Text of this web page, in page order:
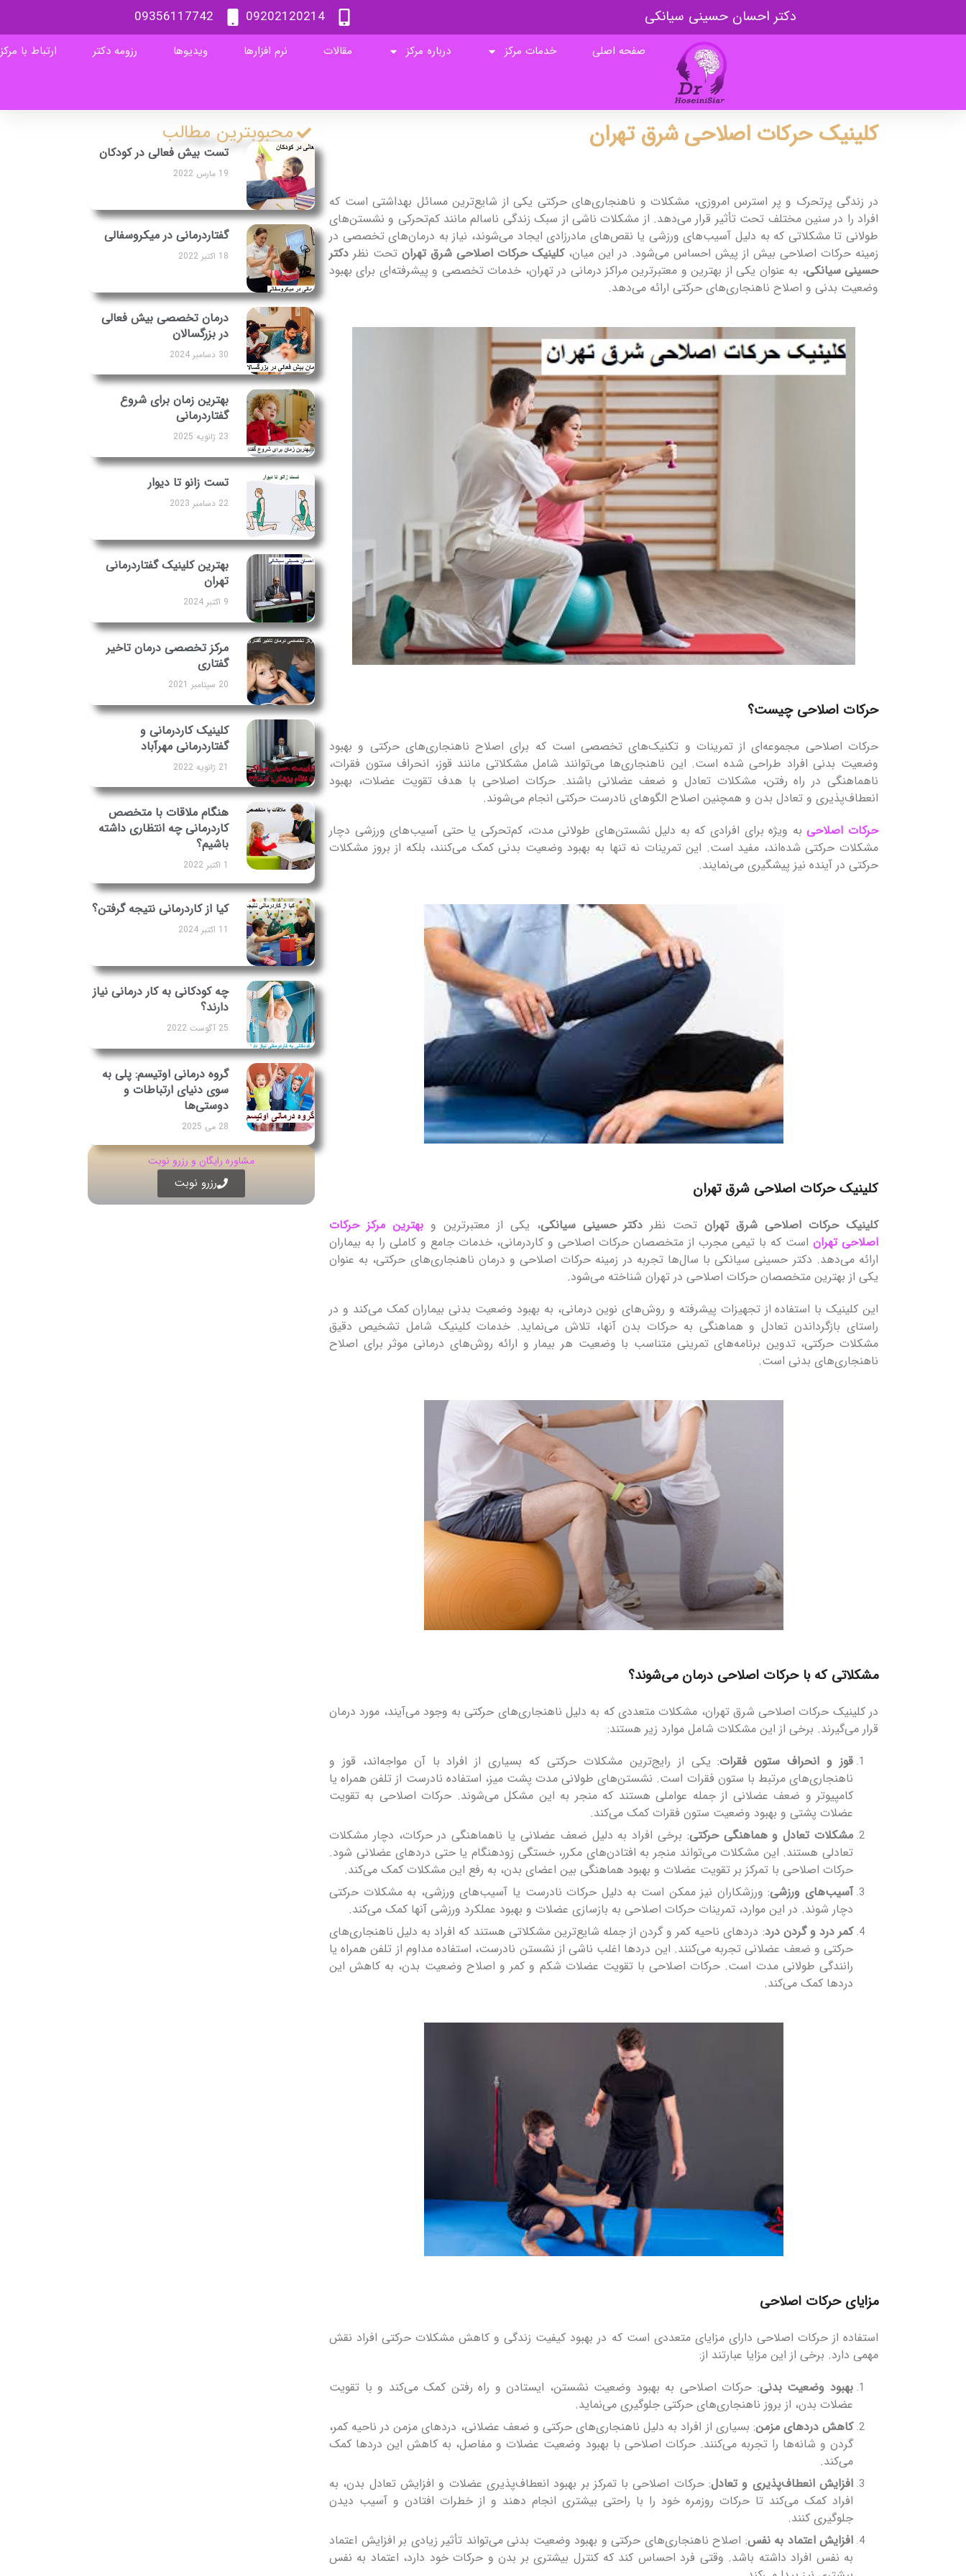
دکتر احسان حسینی سیانکی 09202120214
09356117742
صفحه اصلی خدمات مرکز درباره مرکز مقالات نرم افزارها ویدیوها رزومه دکتر ارتباط با مرکز
کلینیک حرکات اصلاحی شرق تهران
در زندگی پرتحرک و پر استرس امروزی، مشکلات و ناهنجاری‌های حرکتی یکی از شایع‌ترین مسائل بهداشتی است که
افراد را در سنین مختلف تحت تأثیر قرار می‌دهد. از مشکلات ناشی از سبک زندگی ناسالم مانند کم‌تحرکی و نشستن‌های
طولانی تا مشکلاتی که به دلیل آسیب‌های ورزشی یا نقص‌های مادرزادی ایجاد می‌شوند، نیاز به درمان‌های تخصصی در
زمینه حرکات اصلاحی بیش از پیش احساس می‌شود. در این میان،کلینیک حرکات اصلاحی شرق تهران تحت نظر دکتر
حسینی سیانکی، به عنوان یکی از بهترین و معتبرترین مراکز درمانی در تهران، خدمات تخصصی و پیشرفته‌ای برای بهبود
وضعیت بدنی و اصلاح ناهنجاری‌های حرکتی ارائه می‌دهد.
حرکات اصلاحی چیست؟
حرکات اصلاحی مجموعه‌ای از تمرینات و تکنیک‌های تخصصی است که برای اصلاح ناهنجاری‌های حرکتی و بهبود
وضعیت بدنی افراد طراحی شده است. این ناهنجاری‌ها می‌توانند شامل مشکلاتی مانند قوز، انحراف ستون فقرات،
ناهماهنگی در راه رفتن، مشکلات تعادل و ضعف عضلانی باشند. حرکات اصلاحی با هدف تقویت عضلات، بهبود
انعطاف‌پذیری و تعادل بدن و همچنین اصلاح الگوهای نادرست حرکتی انجام می‌شوند.
حرکات اصلاحیبه ویژه برای افرادی که به دلیل نشستن‌های طولانی مدت، کم‌تحرکی یا حتی آسیب‌های ورزشی دچار
مشکلات حرکتی شده‌اند، مفید است. این تمرینات نه تنها به بهبود وضعیت بدنی کمک می‌کنند، بلکه از بروز مشکلات
حرکتی در آینده نیز پیشگیری می‌نمایند.
کلینیک حرکات اصلاحی شرق تهران
کلینیک حرکات اصلاحی شرق تهرانتحت نظر دکتر حسینی سیانکی، یکی از معتبرترین وبهترین مرکز حرکات
اصلاحی تهران است که با تیمی مجرب از متخصصان حرکات اصلاحی و کاردرمانی، خدمات جامع و کاملی را به بیماران
ارائه می‌دهد. دکتر حسینی سیانکی با سال‌ها تجربه در زمینه حرکات اصلاحی و درمان ناهنجاری‌های حرکتی، به عنوان
یکی از بهترین متخصصان حرکات اصلاحی در تهران شناخته می‌شود.
این کلینیک با استفاده از تجهیزات پیشرفته و روش‌های نوین درمانی، به بهبود وضعیت بدنی بیماران کمک می‌کند و در
راستای بازگرداندن تعادل و هماهنگی به حرکات بدن آنها، تلاش می‌نماید. خدمات کلینیک شامل تشخیص دقیق
مشکلات حرکتی، تدوین برنامه‌های تمرینی متناسب با وضعیت هر بیمار و ارائه روش‌های درمانی موثر برای اصلاح
ناهنجاری‌های بدنی است.
مشکلاتی که با حرکات اصلاحی درمان می‌شوند؟
در کلینیک حرکات اصلاحی شرق تهران، مشکلات متعددی که به دلیل ناهنجاری‌های حرکتی به وجود می‌آیند، مورد درمان
قرار می‌گیرند. برخی از این مشکلات شامل موارد زیر هستند:
قوز و انحراف ستون فقرات: یکی از رایج‌ترین مشکلات حرکتی که بسیاری از افراد با آن مواجه‌اند، قوز و
ناهنجاری‌های مرتبط با ستون فقرات است. نشستن‌های طولانی مدت پشت میز، استفاده نادرست از تلفن همراه یا
کامپیوتر و ضعف عضلانی از جمله عواملی هستند که منجر به این مشکل می‌شوند. حرکات اصلاحی به تقویت
عضلات پشتی و بهبود وضعیت ستون فقرات کمک می‌کند.
مشکلات تعادل و هماهنگی حرکتی: برخی افراد به دلیل ضعف عضلانی یا ناهماهنگی در حرکات، دچار مشکلات
تعادلی هستند. این مشکلات می‌تواند منجر به افتادن‌های مکرر، خستگی زودهنگام یا حتی دردهای عضلانی شود.
حرکات اصلاحی با تمرکز بر تقویت عضلات و بهبود هماهنگی بین اعضای بدن، به رفع این مشکلات کمک می‌کند.
آسیب‌های ورزشی: ورزشکاران نیز ممکن است به دلیل حرکات نادرست یا آسیب‌های ورزشی، به مشکلات حرکتی
دچار شوند. در این موارد، تمرینات حرکات اصلاحی به بازسازی عضلات و بهبود عملکرد ورزشی آنها کمک می‌کند.
کمر درد و گردن درد: دردهای ناحیه کمر و گردن از جمله شایع‌ترین مشکلاتی هستند که افراد به دلیل ناهنجاری‌های
حرکتی و ضعف عضلانی تجربه می‌کنند. این دردها اغلب ناشی از نشستن نادرست، استفاده مداوم از تلفن همراه یا
رانندگی طولانی مدت است. حرکات اصلاحی با تقویت عضلات شکم و کمر و اصلاح وضعیت بدن، به کاهش این
دردها کمک می‌کند.
مزایای حرکات اصلاحی
استفاده از حرکات اصلاحی دارای مزایای متعددی است که در بهبود کیفیت زندگی و کاهش مشکلات حرکتی افراد نقش
مهمی دارد. برخی از این مزایا عبارتند از:
بهبود وضعیت بدنی: حرکات اصلاحی به بهبود وضعیت نشستن، ایستادن و راه رفتن کمک می‌کند و با تقویت
عضلات بدن، از بروز ناهنجاری‌های حرکتی جلوگیری می‌نماید.
کاهش دردهای مزمن: بسیاری از افراد به دلیل ناهنجاری‌های حرکتی و ضعف عضلانی، دردهای مزمن در ناحیه کمر،
گردن و شانه‌ها را تجربه می‌کنند. حرکات اصلاحی با بهبود وضعیت عضلات و مفاصل، به کاهش این دردها کمک
می‌کند.
افزایش انعطاف‌پذیری و تعادل: حرکات اصلاحی با تمرکز بر بهبود انعطاف‌پذیری عضلات و افزایش تعادل بدن، به
افراد کمک می‌کند تا حرکات روزمره خود را با راحتی بیشتری انجام دهند و از خطرات افتادن و آسیب دیدن
جلوگیری کنند.
افزایش اعتماد به نفس: اصلاح ناهنجاری‌های حرکتی و بهبود وضعیت بدنی می‌تواند تأثیر زیادی بر افزایش اعتماد
به نفس افراد داشته باشد. وقتی فرد احساس کند که کنترل بیشتری بر بدن و حرکات خود دارد، اعتماد به نفس
محبوبترین مطالب
تست بیش فعالی در کودکان
19 مارس 2022
گفتاردرمانی در میکروسفالی
18 اکتبر 2022
درمان تخصصی بیش ‌فعالی
در بزرگسالان
30 دسامبر 2024
بهترین زمان برای شروع
گفتاردرمانی
23 ژانویه 2025
تست زانو تا دیوار
22 دسامبر 2023
بهترین کلینیک گفتاردرمانی
تهران
9 اکتبر 2024
مرکز تخصصی درمان تاخیر
گفتاری
20 سپتامبر 2021
کلینیک کاردرمانی و
گفتاردرمانی مهرآباد
21 ژانویه 2022
هنگام ملاقات با متخصص
کاردرمانی چه انتظاری داشته
باشیم؟
1 اکتبر 2022
کیا از کاردرمانی نتیجه گرفتن؟
11 اکتبر 2024
چه کودکانی به کار درمانی نیاز
دارند؟
25 آگوست 2022
گروه درمانی اوتیسم: پلی به
سوی دنیای ارتباطات و
دوستی‌ها
28 می 2025
مشاوره رایگان و رزرو نوبت
رزرو نوبت